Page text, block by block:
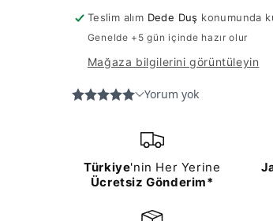
Teslim alım Dede Duş konumunda
Genelde +5 gün içinde hazır olur
Mağaza bilgilerini görüntüleyin
Türkiye'nin Her Yerine
Ücretsiz Gönderim*